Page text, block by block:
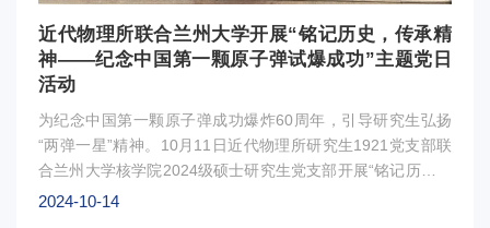
在该领域的重大进展以及对未来的展望，并对同学们寄予厚
望，希望同学们“脚踏实地，保持好奇”。讲座过程中，同学们
积极参与回答问题，并向侯老师提出了自己感兴趣的问题，侯
老师一一解答，并向这些同学赠送了礼物。本次讲座不仅是一
次科学知识的普及之旅，更是一场激发青少年对宇宙无限探索
创新的盛会，对培养青少年科技创新意识、科学实践能力以及
社会责任感，进一步提升青少年的科学素养和科学精神具有现
近代物理所联合兰州大学开展“铭记历史，传承精
神——纪念中国第一颗原子弹试爆成功”主题党日
活动
为纪念中国第一颗原子弹成功爆炸60周年，引导研究生弘扬
“两弹一星”精神。10月11日近代物理所研究生1921党支部联
合兰州大学核学院2024级硕士研究生党支部开展“铭记历史，
传承精神——纪念中国第一颗原子弹试爆成功”主题党日活
2024-10-14